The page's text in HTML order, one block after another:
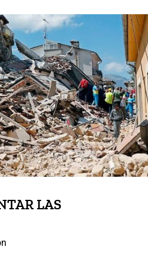
ENFRENTAR LAS
LAS